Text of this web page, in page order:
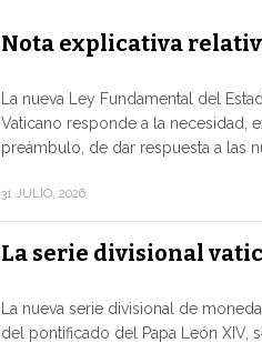
Nota explicativa
La nueva Ley Fundamental del
Vaticano responde a la necesidad,
preámbulo, de dar respuesta a las
31 JULIO, 2026
La serie divisional
La nueva serie divisional de
del pontificado del Papa León XIV,